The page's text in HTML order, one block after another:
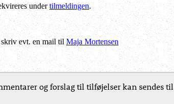
undertilmeldingen.
skriv evt. en mail tilMaja Mortensen
og forslag til tilføjelser kan sendes til